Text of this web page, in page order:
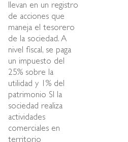
llevan en un registro
de acciones que
maneja el tesorero
de la sociedad. A
nivel fiscal, se paga
un impuesto del
25% sobre la
utilidad y 1% del
patrimonio SI la
sociedad realiza
actividades
comerciales en